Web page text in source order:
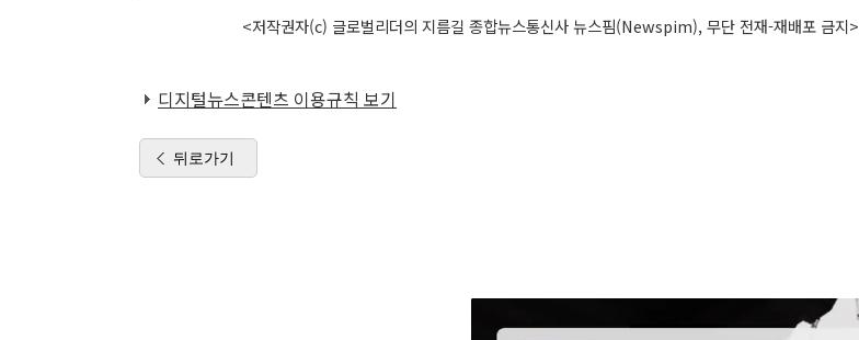
<저작권자(c) 글로벌리더의 지름길 종합뉴스통신사 뉴스핌(Newspim), 무단 전재-재배포 금지>
디지털뉴스콘텐츠 이용규칙 보기
뒤로가기